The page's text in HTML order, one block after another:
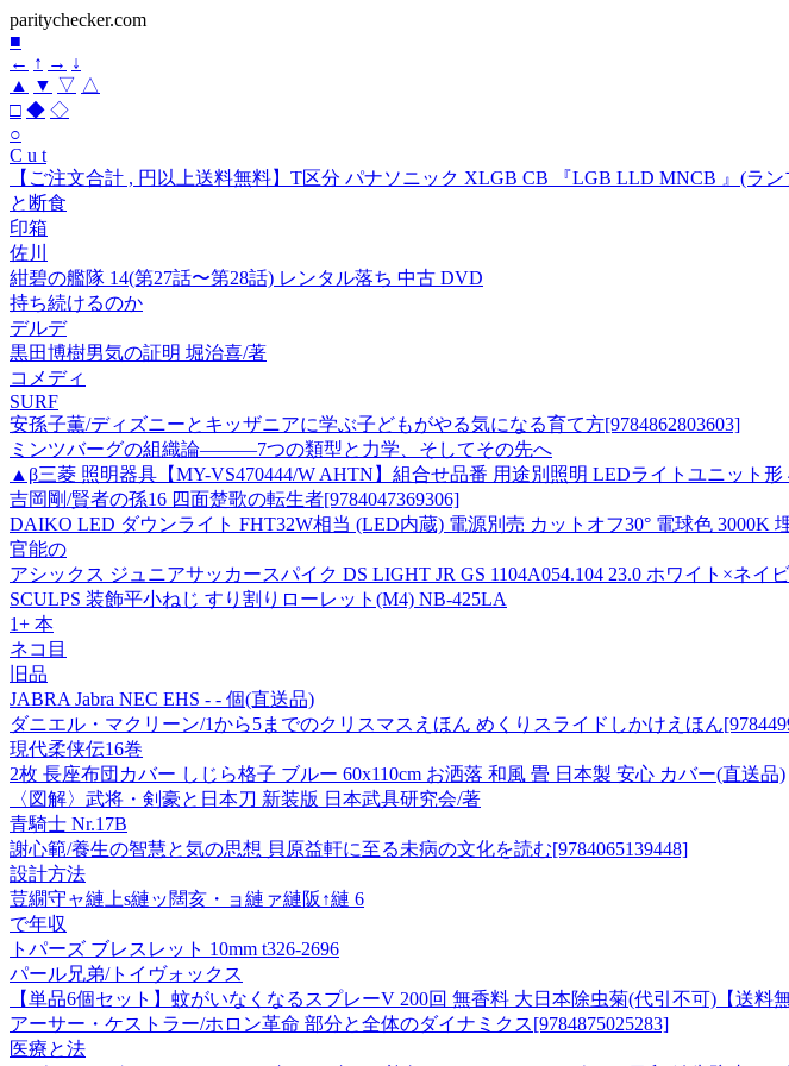
paritychecker.com
■
← ↑ → ↓
▲
▼ ▽ △
□ ◆ ◇
○
C u t
【ご注文合計 , 円以上送料無料】T区分 パナソニック XLGB CB 『LGB LLD MNCB 』(ラ
と断食
印箱
佐川
紺碧の艦隊 14(第27話〜第28話) レンタル落ち 中古 DVD
持ち続けるのか
デルデ
黒田博樹男気の証明 堀治喜/著
コメディ
SURF
安孫子薫/ディズニーとキッザニアに学ぶ子どもがやる気になる育て方[9784862803603]
ミンツバーグの組織論―――7つの類型と力学、そしてその先へ
▲β三菱 照明器具【MY-VS470444/W AHTN】組合せ品番 用途別照明 LEDライトユニット
吉岡剛/賢者の孫16 四面楚歌の転生者[9784047369306]
DAIKO LED ダウンライト FHT32W相当 (LED内蔵) 電源別売 カットオフ30° 電球色 3000K
官能の
アシックス ジュニアサッカースパイク DS LIGHT JR GS 1104A054.104 23.0 ホワイト×ネイ
SCULPS 装飾平小ねじ すり割りローレット(M4) NB-425LA
1+ 本
ネコ目
旧品
JABRA Jabra NEC EHS - - 個(直送品)
ダニエル・マクリーン/1から5までのクリスマスえほん めくりスライドしかけえほん
現代柔侠伝16巻
2枚 長座布団カバー しじら格子 ブルー 60x110cm お洒落 和風 畳 日本製 安心 カバー(直送品)
〈図解〉武将・剣豪と日本刀 新装版 日本武具研究会/著
青騎士 Nr.17B
謝心範/養生の智慧と気の思想 貝原益軒に至る未病の文化を読む[9784065139448]
設計方法
荳繝守ャ縺上s縺ッ闊亥・ョ縺ァ縺阪↑縺 6
で年収
トパーズ ブレスレット 10mm t326-2696
パール兄弟/トイヴォックス
【単品6個セット】蚊がいなくなるスプレーV 200回 無香料 大日本除虫菊(代引不可)【送料無
アーサー・ケストラー/ホロン革命 部分と全体のダイナミクス[9784875025283]
医療と法